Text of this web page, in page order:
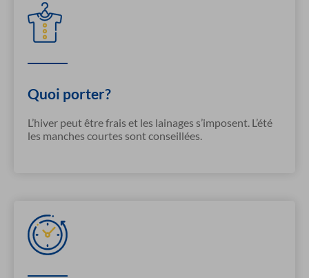
Quoi porter?
L’hiver peut être frais et les lainages s’imposent. L’été
les manches courtes sont conseillées.